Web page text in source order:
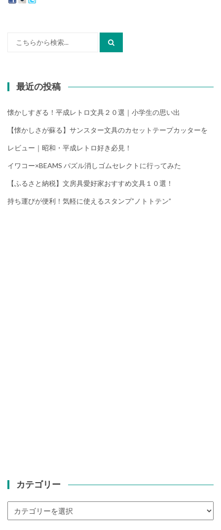
最近の投稿
懐かしすぎる！平成レトロ文具２０選｜小学生の思い出
【懐かしさが蘇る】サンスター文具のカセットテープカッターを
レビュー｜昭和・平成レトロ好き必見！
イワコー×BEAMS パズル消しゴムセレクトに行ってみた
【ふるさと納税】文房具愛好家おすすめ文具１０選！
持ち運びが便利！気軽に使えるスタンプ”ノトトテン”
カテゴリー